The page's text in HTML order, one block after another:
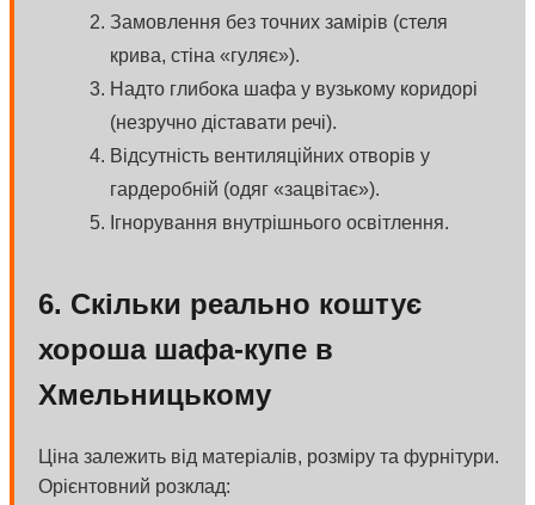
Замовлення без точних замірів (стеля
крива, стіна «гуляє»).
Надто глибока шафа у вузькому коридорі
(незручно діставати речі).
Відсутність вентиляційних отворів у
гардеробній (одяг «зацвітає»).
Ігнорування внутрішнього освітлення.
6. Скільки реально коштує
хороша шафа-купе в
Хмельницькому
Ціна залежить від матеріалів, розміру та фурнітури.
Орієнтовний розклад: